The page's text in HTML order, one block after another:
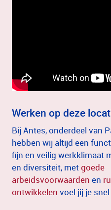
Werken op deze
Bij Antes, onderdeel van
hebben wij altijd een
fijn en veilig werkklimaat
en diversiteit, met goede
arbeidsvoorwaarden en
ontwikkelen voel jij je